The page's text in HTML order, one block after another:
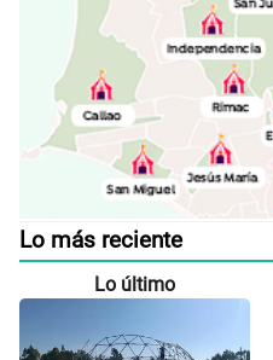
Lo más reciente
Lo último